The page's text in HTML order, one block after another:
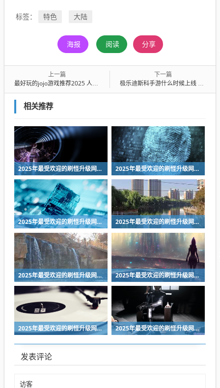
标签： 特色 大陆
海报 阅读 分享
上一篇
最好玩的jojo游戏推荐2025 人气最高的jojo系列手游汇总
下一篇
极乐迪斯科手游什么时候上线 极乐迪斯科手游上线时间详解
相关推荐
2025年最受欢迎的刷怪升级网游手游排名 2025年最受欢迎的刷怪升级网游手游排名
2025年最受欢迎的刷怪升级网游手游排名 2025年最受欢迎的刷怪升级网游手游排名
2025年最受欢迎的刷怪升级网游手游排名 2025年最受欢迎的刷怪升级网游手游排名
2025年最受欢迎的刷怪升级网游手游排名 2025年最受欢迎的刷怪升级网游手游排名
发表评论